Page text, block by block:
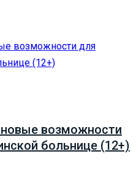
возможности
больнице (12+)